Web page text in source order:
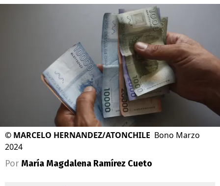
© MARCELO HERNANDEZ/ATONCHILE Bono Marzo
2024
Por María Magdalena Ramírez Cueto